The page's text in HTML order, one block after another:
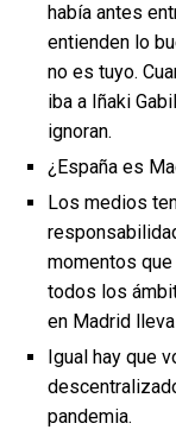
había antes
entienden lo
no es tuyo.
iba a Iñaki
ignoran.
¿España es
Los medios
momentos
todos los
en Madrid
Igual hay que
pandemia.